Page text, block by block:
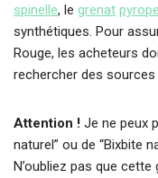
spinelle, le grenat pyrope
synthétiques. Pour
Rouge, les acheteurs
rechercher des sources
Attention ! Je ne peux
naturel” ou de “Bixbite
N’oubliez pas que